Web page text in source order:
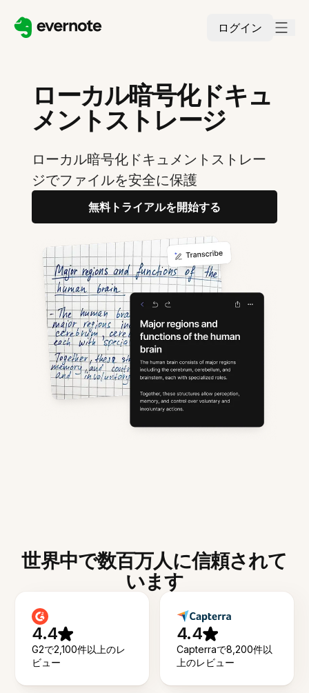
ログイン
ローカル暗号化ドキュ
メントストレージ
ローカル暗号化ドキュメントストレー
ジでファイルを安全に保護
無料トライアルを開始する
世界中で数百万人に信頼されて
います
4.4
G2で2,100件以上のレ
ビュー
4.4
Capterraで8,200件以
上のレビュー